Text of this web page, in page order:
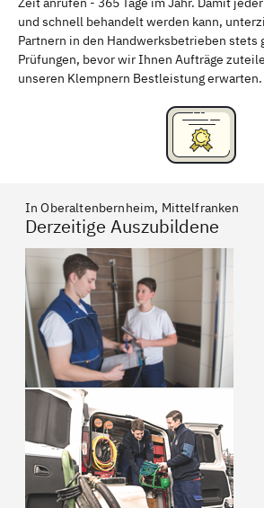
und schnell behandelt werden kann,
Partnern in den Handwerksbetrieben stets
Prüfungen, bevor wir Ihnen Aufträge
unseren Klempnern Bestleistung erwarten.
In Oberaltenbernheim, Mittelfranken
Derzeitige Auszubildene